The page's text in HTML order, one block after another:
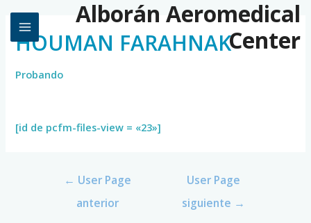
Alborán Aeromedical
Center
HOUMAN FARAHNAK
Probando
[id de pcfm-files-view = «23»]
← User Page
anterior
User Page
siguiente →